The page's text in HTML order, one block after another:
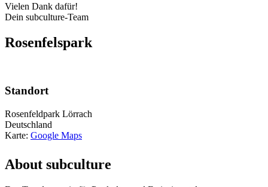
Vielen Dank dafür!
Dein subculture-Team
Rosenfelspark
Standort
Rosenfeldpark Lörrach
Deutschland
Karte: Google Maps
About subculture